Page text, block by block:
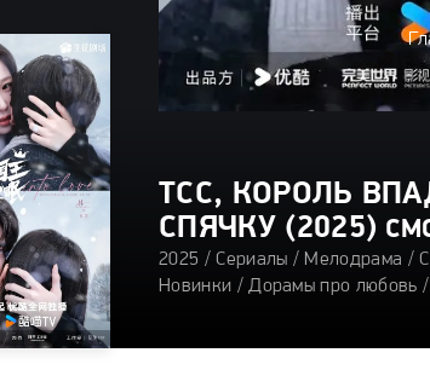
ТСС, КОРОЛЬ
СПЯЧКУ (2025)
2025 /Сериалы / Мелодрама /
Новинки /Дорамы про любовь /
0